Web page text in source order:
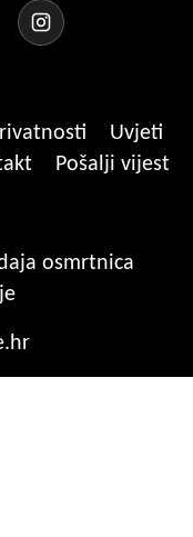
Uvjeti
Pošalji vijest
osmrtnica